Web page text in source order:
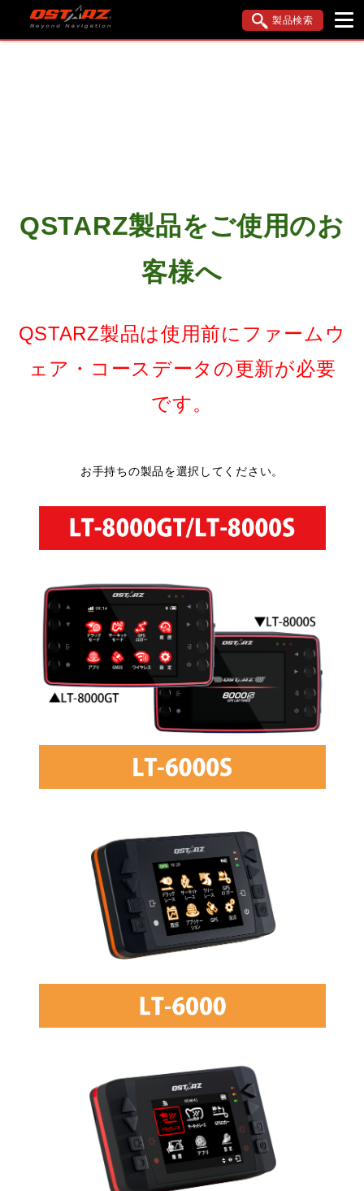
製品検索
閉じる
QSTARZ製品をご使用のお
客様へ
QSTARZ製品は使用前にファームウ
ェア・コースデータの更新が必要
です。
お手持ちの製品を選択してください。